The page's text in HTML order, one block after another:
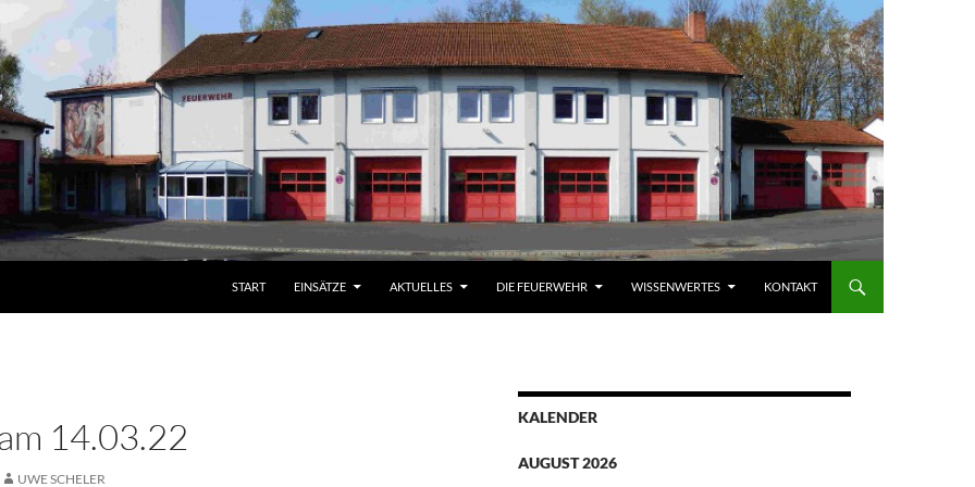
START EINSÄTZE AKTUELLES DIE FEUERWEHR WISSENWERTES KONTAKT
14.03.22
UWE SCHELER
KALENDER
AUGUST 2026